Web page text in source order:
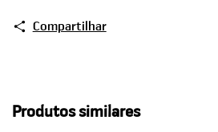
Compartilhar
Produtos similares